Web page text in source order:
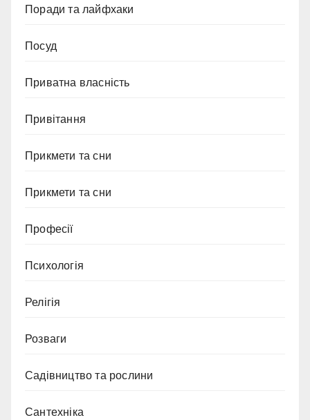
Поради та лайфхаки
Посуд
Приватна власність
Привітання
Прикмети та сни
Прикмети та сни
Професії
Психологія
Релігія
Розваги
Садівництво та рослини
Сантехніка